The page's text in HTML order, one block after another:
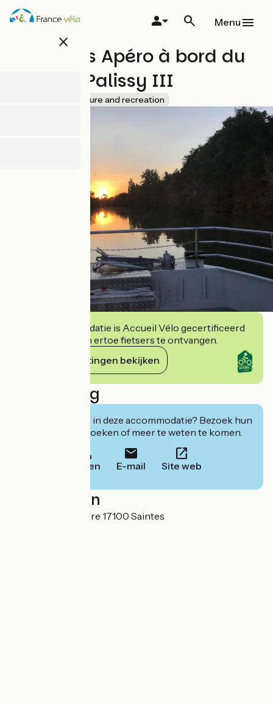
Overslaan
en
close
Menu
Croisières Apéro à bord du
Bernard Palissy III
Leisure and recreation
Deze accommodatie is Accueil Vélo gecertificeerd
en verbindt zich ertoe fietsers te ontvangen.
Haar verplichtingen bekijken
Beschrijving
Geïnteresseerd in deze accommodatie? Bezoek hun
website om te boeken of meer te weten te komen.
Bellen E-mail Site web
Localisation
Place Bassompierre 17100 Saintes